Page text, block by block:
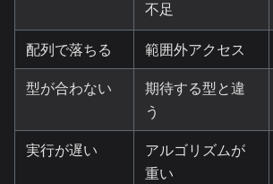
不足
配列で落ちる 範囲外アクセス
型が合わない
期待する型と違
う
実行が遅い
アルゴリズムが
重い